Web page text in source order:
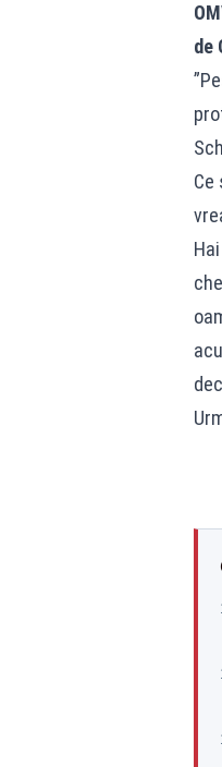
de
Ce